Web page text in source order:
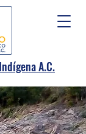
A.C.